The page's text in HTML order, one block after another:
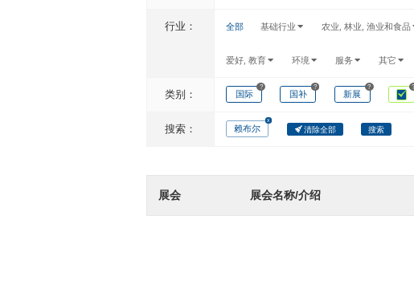
行业： 全部 基础行业 农业, 林业, 渔业和食品
爱好, 教育 环境 服务 其它
类别： 国际
?
国补
?
新展
? ?
搜索： 赖布尔 清除全部 搜索
展会 展会名称/介绍